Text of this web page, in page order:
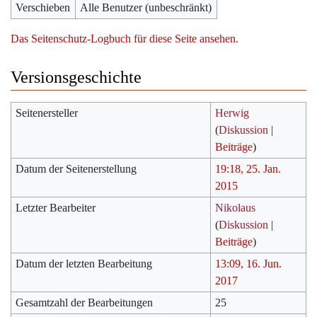
Verschieben
Alle Benutzer (unbeschränkt)
Das Seitenschutz-Logbuch für diese Seite ansehen.
Versionsgeschichte
Seitenersteller
Herwig
(Diskussion |
Beiträge)
Datum der Seitenerstellung
19:18, 25. Jan.
2015
Letzter Bearbeiter
Nikolaus
(Diskussion |
Beiträge)
Datum der letzten Bearbeitung
13:09, 16. Jun.
2017
Gesamtzahl der Bearbeitungen
25